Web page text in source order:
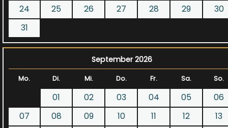
24
25 26 27 28 29
30
31
September 2026
Mo. Di. Mi. Do. Fr. Sa. So.
01 02 03 04 05
06
07
08 09 10 11 12
13